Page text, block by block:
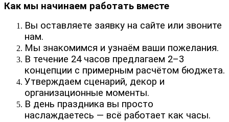
Как мы начинаем работать вместе
Вы оставляете заявку на сайте или звоните
нам.
Мы знакомимся и узнаём ваши пожелания.
В течение 24 часов предлагаем 2–3
концепции с примерным расчётом бюджета.
Утверждаем сценарий, декор и
организационные моменты.
В день праздника вы просто
наслаждаетесь — всё работает как часы.